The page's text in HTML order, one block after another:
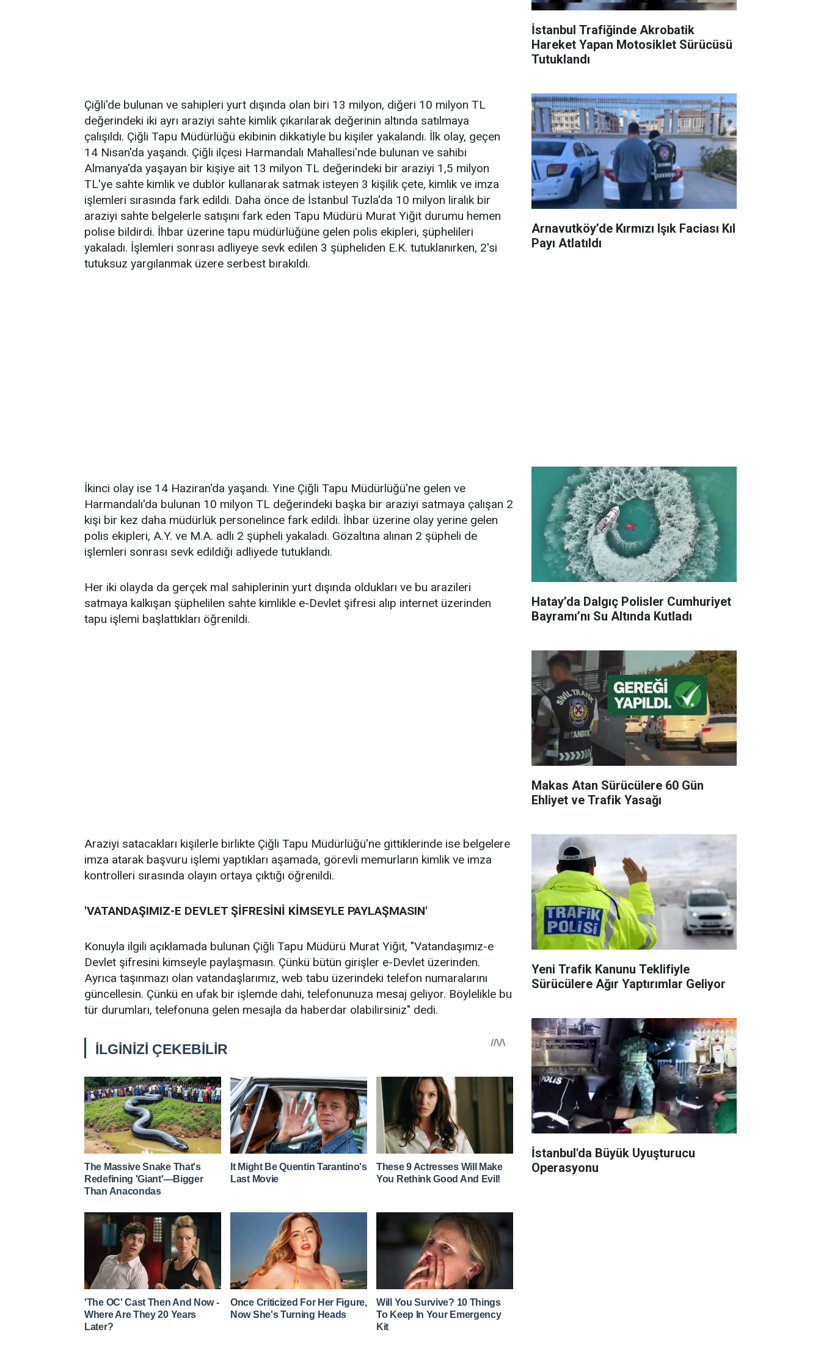
Çiğli'de bulunan ve sahipleri yurt dışında olan biri 13 milyon, diğeri 10 milyon TL
değerindeki iki ayrı araziyi sahte kimlik çıkarılarak değerinin altında satılmaya
çalışıldı. Çiğli Tapu Müdürlüğü ekibinin dikkatiyle bu kişiler yakalandı. İlk olay, geçen
14 Nisan'da yaşandı. Çiğli ilçesi Harmandalı Mahallesi'nde bulunan ve sahibi
Almanya'da yaşayan bir kişiye ait 13 milyon TL değerindeki bir araziyi 1,5 milyon
TL'ye sahte kimlik ve dublör kullanarak satmak isteyen 3 kişilik çete, kimlik ve imza
işlemleri sırasında fark edildi. Daha önce de İstanbul Tuzla'da 10 milyon liralık bir
araziyi sahte belgelerle satışını fark eden Tapu Müdürü Murat Yiğit durumu hemen
polise bildirdi. İhbar üzerine tapu müdürlüğüne gelen polis ekipleri, şüphelileri
yakaladı. İşlemleri sonrası adliyeye sevk edilen 3 şüpheliden E.K. tutuklanırken, 2'si
tutuksuz yargılanmak üzere serbest bırakıldı.
İkinci olay ise 14 Haziran'da yaşandı. Yine Çiğli Tapu Müdürlüğü'ne gelen ve
Harmandalı'da bulunan 10 milyon TL değerindeki başka bir araziyi satmaya çalışan 2
kişi bir kez daha müdürlük personelince fark edildi. İhbar üzerine olay yerine gelen
polis ekipleri, A.Y. ve M.A. adlı 2 şüpheli yakaladı. Gözaltına alınan 2 şüpheli de
işlemleri sonrası sevk edildiği adliyede tutuklandı.
Her iki olayda da gerçek mal sahiplerinin yurt dışında oldukları ve bu arazileri
satmaya kalkışan şüphelilen sahte kimlikle e-Devlet şifresi alıp internet üzerinden
tapu işlemi başlattıkları öğrenildi.
Araziyi satacakları kişilerle birlikte Çiğli Tapu Müdürlüğü'ne gittiklerinde ise belgelere
imza atarak başvuru işlemi yaptıkları aşamada, görevli memurların kimlik ve imza
kontrolleri sırasında olayın ortaya çıktığı öğrenildi.
'VATANDAŞIMIZ-E DEVLET ŞİFRESİNİ KİMSEYLE PAYLAŞMASIN'
Konuyla ilgili açıklamada bulunan Çiğli Tapu Müdürü Murat Yiğit, "Vatandaşımız-e
Devlet şifresini kimseyle paylaşmasın. Çünkü bütün girişler e-Devlet üzerinden.
Ayrıca taşınmazı olan vatandaşlarımız, web tabu üzerindeki telefon numaralarını
güncellesin. Çünkü en ufak bir işlemde dahi, telefonunuza mesaj geliyor. Böylelikle bu
tür durumları, telefonuna gelen mesajla da haberdar olabilirsiniz" dedi.
İstanbul Trafiğinde Akrobatik
Hareket Yapan Motosiklet Sürücüsü
Tutuklandı
Arnavutköy’de Kırmızı Işık Faciası Kıl
Payı Atlatıldı
Hatay’da Dalgıç Polisler Cumhuriyet
Bayramı’nı Su Altında Kutladı
Makas Atan Sürücülere 60 Gün
Ehliyet ve Trafik Yasağı
Yeni Trafik Kanunu Teklifiyle
Sürücülere Ağır Yaptırımlar Geliyor
İstanbul'da Büyük Uyuşturucu
Operasyonu